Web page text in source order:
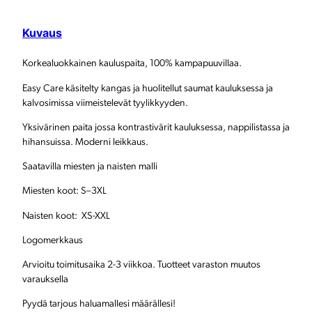
u
o
k
k
a
Kuvaus
Korkealuokkainen kauluspaita, 100% kampapuuvillaa.
Easy Care ­käsitelty kangas ja huolitellut saumat kauluksessa ja
kalvosimissa viimeistelevät tyylikkyyden.
Yksivärinen paita jossa kontrastivärit kauluksessa, nappilistassa ja
hihansuissa. Moderni leikkaus.
Saatavilla miesten ja naisten malli
Miesten koot: S–3XL
Naisten koot: XS-XXL
Logomerkkaus
Arvioitu toimitusaika 2-3 viikkoa. Tuotteet varaston muutos
varauksella
Pyydä tarjous haluamallesi määrällesi!